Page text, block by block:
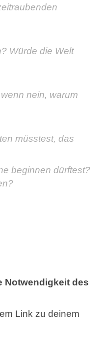
Würde die Welt
nein, warum
müsstest, das
beginnen dürftest?
Notwendigkeit des
Link zu deinem